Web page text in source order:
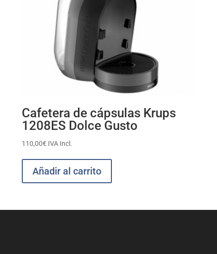
Cafetera de cápsulas Krups
1208ES Dolce Gusto
110,00€ IVA Incl.
Añadir al carrito